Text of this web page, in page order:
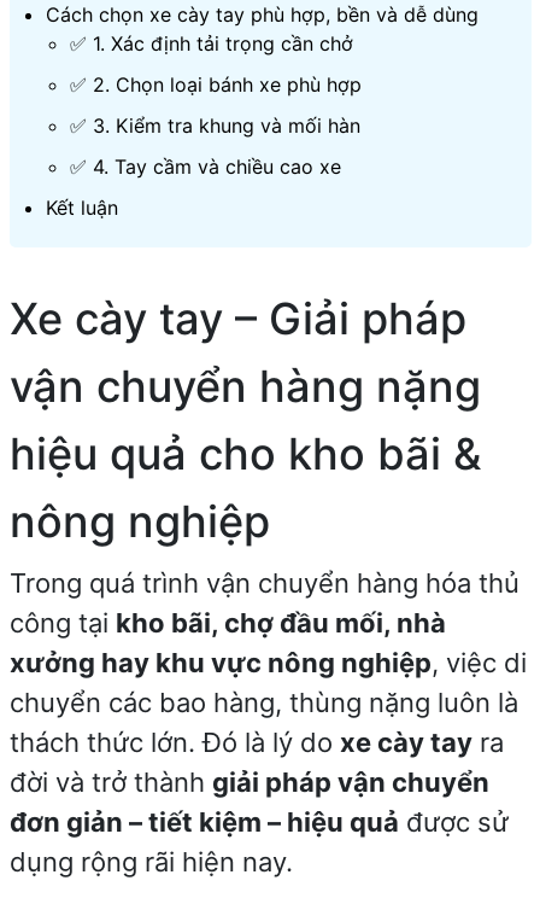
Cách chọn xe cày tay phù hợp, bền và dễ dùng
✅ 1. Xác định tải trọng cần chở
✅ 2. Chọn loại bánh xe phù hợp
✅ 3. Kiểm tra khung và mối hàn
✅ 4. Tay cầm và chiều cao xe
Kết luận
Xe cày tay – Giải pháp
vận chuyển hàng nặng
hiệu quả cho kho bãi &
nông nghiệp
Trong quá trình vận chuyển hàng hóa thủ
công tại kho bãi, chợ đầu mối, nhà
xưởng hay khu vực nông nghiệp, việc di
chuyển các bao hàng, thùng nặng luôn là
thách thức lớn. Đó là lý do xe cày tayra
đời và trở thành giải pháp vận chuyển
đơn giản – tiết kiệm – hiệu quả được sử
dụng rộng rãi hiện nay.